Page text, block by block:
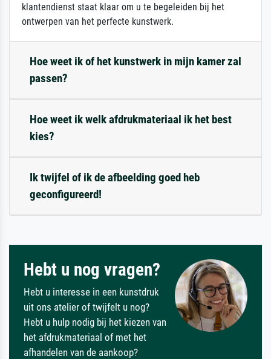
klantendienst staat klaar om u te begeleiden bij het
ontwerpen van het perfecte kunstwerk.
Hoe weet ik of het kunstwerk in mijn kamer zal
passen?
Hoe weet ik welk afdrukmateriaal ik het best
kies?
Ik twijfel of ik de afbeelding goed heb
geconfigureerd!
Hebt u nog vragen?
Hebt u interesse in een kunstdruk
uit ons atelier of twijfelt u nog?
Hebt u hulp nodig bij het kiezen van
het afdrukmateriaal of met het
afhandelen van de aankoop?